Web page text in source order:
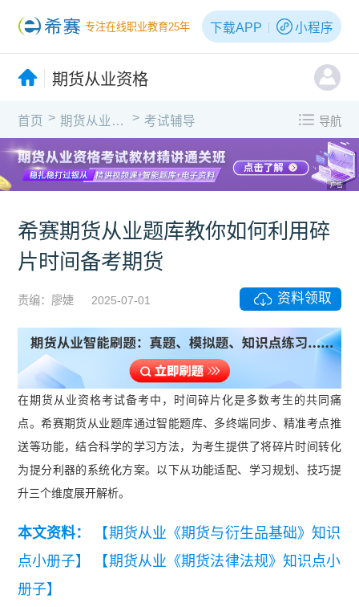
专注在线职业教育25年 下载APP 小程序
期货从业资格
首页 > 期货从业资格 > 考试辅导 导航
广告
希赛期货从业题库教你如何利用碎
片时间备考期货
责编：廖婕 2025-07-01 资料领取
在期货从业资格考试备考中，时间碎片化是多数考生的共同痛
点。希赛期货从业题库通过智能题库、多终端同步、精准考点推
送等功能，结合科学的学习方法，为考生提供了将碎片时间转化
为提分利器的系统化方案。以下从功能适配、学习规划、技巧提
升三个维度展开解析。
本文资料：
【期货从业《期货与衍生品基础》知识
点小册子】
【期货从业《期货法律法规》知识点小
册子】